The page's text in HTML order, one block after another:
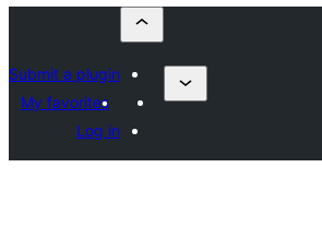
Submit a plugin
My favorites
Log in